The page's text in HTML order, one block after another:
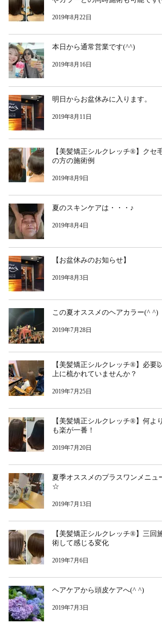
2019年8月22日
本日から通常営業です(^^)
2019年8月16日
明日からお盆休みに入ります。
2019年8月11日
【美髪矯正シルクレッチ®︎】クセ毛
の方の施術例
2019年8月9日
夏のスキンケアは・・・♪
2019年8月4日
【お盆休みのお知らせ】
2019年8月3日
この夏オススメのヘアカラー(^ ^)
2019年7月28日
【美髪矯正シルクレッチ®︎】必要以
上に梳かれていませんか？
2019年7月25日
【美髪矯正シルクレッチ®︎】何より
も楽が一番！
2019年7月20日
夏季オススメのプラスワンメニュー
☆
2019年7月13日
【美髪矯正シルクレッチ®︎】三回施
術して感じる変化
2019年7月6日
ヘアケアから頭皮ケアへ(^ ^)
2019年7月3日